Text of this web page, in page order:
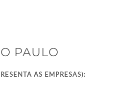
PAULO
AS EMPRESAS):